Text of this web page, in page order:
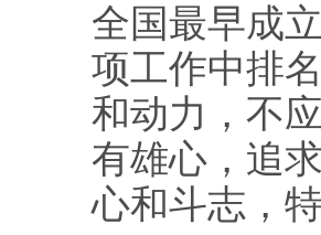
全国最早成
项工作中排
和动力，不
有雄心，追
心和斗志，